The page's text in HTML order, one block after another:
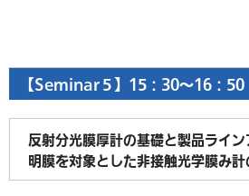
【Seminar５】15：30～16：50
反射分光膜厚計の基礎と製品ライ
明膜を対象とした非接触光学膜み